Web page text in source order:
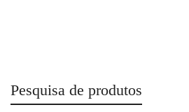
Pesquisa de produtos